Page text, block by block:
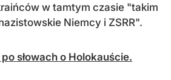
w tamtym czasie "takim
Niemcy i ZSRR".
słowach o Holokauście.